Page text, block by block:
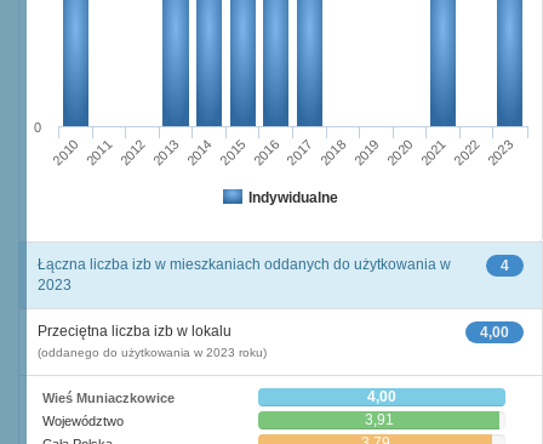
Indywidualne
2010 2011 2012 2013 2014 2015 2016 2017 2018 2019 2020 2021 2022 2023
0
4
Łączna liczba izb w mieszkaniach oddanych do użytkowania w
2023
4,00
Przeciętna liczba izb w lokalu
(oddanego do użytkowania w 2023 roku)
Wieś Muniaczkowice 4,00
Województwo 3,91